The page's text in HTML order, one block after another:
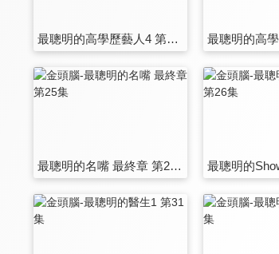
最聰明的高學歷藝人4 第19集
最聰明的名嘴 最終章 第25集